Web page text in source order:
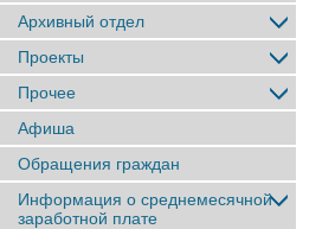
Архивный отдел
Проекты
Прочее
Афиша
Обращения граждан
Информация о среднемесячной
заработной плате